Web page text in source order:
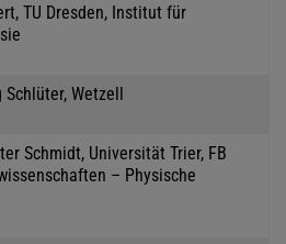
TU Dresden, Institut für
Schlüter, Wetzell
Schmidt, Universität Trier, FB
– Physische